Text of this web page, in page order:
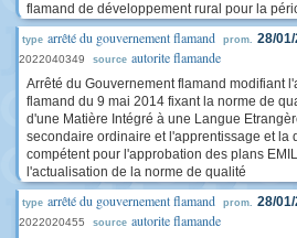
flamand de développement rural pour la
type arrêté du gouvernement flamand prom. 28/
2022040349 source autorite flamande
Arrêté du Gouvernement flamand modifiant
flamand du 9 mai 2014 fixant la norme de
d'une Matière Intégré à une Langue
secondaire ordinaire et l'apprentissage et la
compétent pour l'approbation des plans
l'actualisation de la norme de qualité
type arrêté du gouvernement flamand prom. 28/
2022020455 source autorite flamande